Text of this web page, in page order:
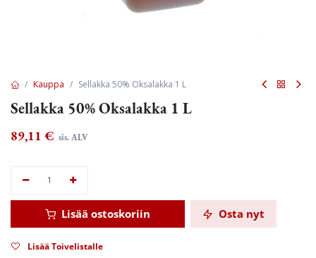
Kauppa Sellakka 50% Oksalakka 1 L
Sellakka 50% Oksalakka 1 L
89,11 € sis. ALV
Lisää ostoskoriin Osta nyt
Lisää Toivelistalle